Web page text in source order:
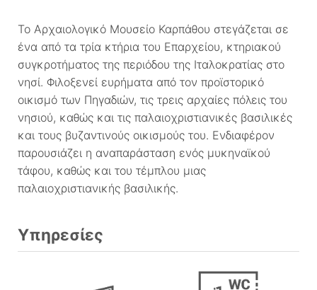
Το Αρχαιολογικό Μουσείο Καρπάθου στεγάζεται σε
ένα από τα τρία κτήρια του Επαρχείου, κτηριακού
συγκροτήματος της περιόδου της Ιταλοκρατίας στο
νησί. Φιλοξενεί ευρήματα από τον προϊστορικό
οικισμό των Πηγαδιών, τις τρεις αρχαίες πόλεις του
νησιού, καθώς και τις παλαιοχριστιανικές βασιλικές
και τους βυζαντινούς οικισμούς του. Ενδιαφέρον
παρουσιάζει η αναπαράσταση ενός μυκηναϊκού
τάφου, καθώς και του τέμπλου μιας
παλαιοχριστιανικής βασιλικής.
Υπηρεσίες